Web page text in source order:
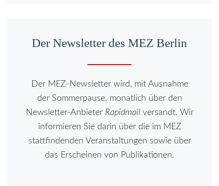
Der Newsletter des MEZ Berlin
Der MEZ-Newsletter wird, mit Ausnahme
der Sommerpause, monatlich über den
Newsletter-Anbieter Rapidmail versandt. Wir
informieren Sie darin über die im MEZ
stattfindenden Veranstaltungen sowie über
das Erscheinen von Publikationen.